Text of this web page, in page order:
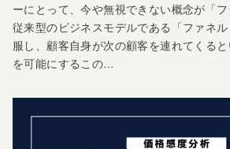
ーにとって、今や無視できない概念が「フ
従来型のビジネスモデルである「ファネ
服し、顧客自身が次の顧客を連れてくる
を可能にするこの…